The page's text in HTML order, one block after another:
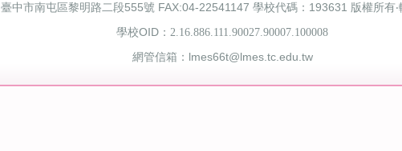
臺中市南屯區黎明路二段555號 FAX:04-22541147 學校代碼：193631 版權所有‧
學校OID： 2.16.886.111.90027.90007.100008
網管信箱：lmes66t@lmes.tc.edu.tw